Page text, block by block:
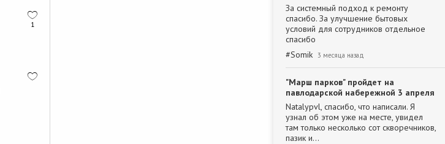
1
За системный подход к ремонту
спасибо. За улучшение бытовых
условий для сотрудников отдельное
спасибо
#Somik 3 месяца назад
"Марш парков" пройдет на
павлодарской набережной 3 апреля
Natalypvl, спасибо, что написали. Я
узнал об этом уже на месте, увидел
там только несколько сот скворечников,
пазик и…